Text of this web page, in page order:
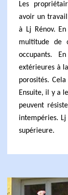
Les
avoir un
à Lj Rénov.
multitude de
occupants.
extérieures à
porosités.
Ensuite, il y a
peuvent
intempéries.
supérieure.